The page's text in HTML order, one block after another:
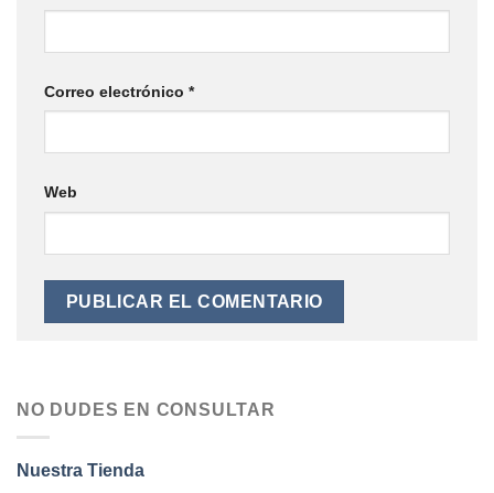
Correo electrónico *
Web
NO DUDES EN CONSULTAR
Nuestra Tienda